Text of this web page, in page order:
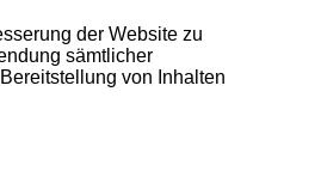
der Website zu
sämtlicher
von Inhalten